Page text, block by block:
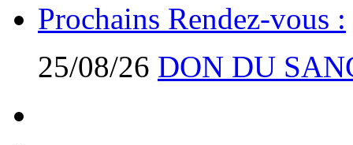
Prochains Rendez-vous :
25/08/26 DON DU